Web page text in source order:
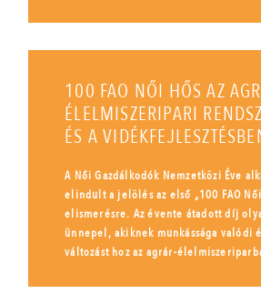
100 FAO NŐI HŐS AZ
ÉLELMISZERIPARI
ÉS A
A Női Gazdálkodók Nemzetközi Éve
elindult a jelölés az első „100 FAO
elismerésre. Az évente átadott díj
ünnepel, akiknek munkássága valódi
változást hoz az agrár-